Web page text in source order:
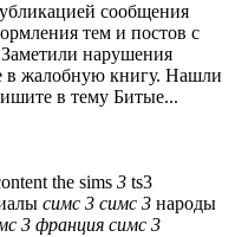
сообщения
тем и постов с
нарушения
в жалобную книгу. Нашли
в тему Битые...
the sims 3 ts3
симс 3 симс 3 народы
3 франция симс 3